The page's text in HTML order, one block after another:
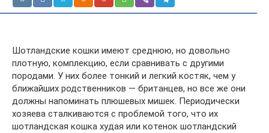
Шотландские кошки имеют среднюю, но довольно
плотную, комплекцию, если сравнивать с другими
породами. У них более тонкий и легкий костяк, чем у
ближайших родственников — британцев, но все же они
должны напоминать плюшевых мишек. Периодически
хозяева сталкиваются с проблемой того, что их
шотландская кошка худая или котенок шотландский